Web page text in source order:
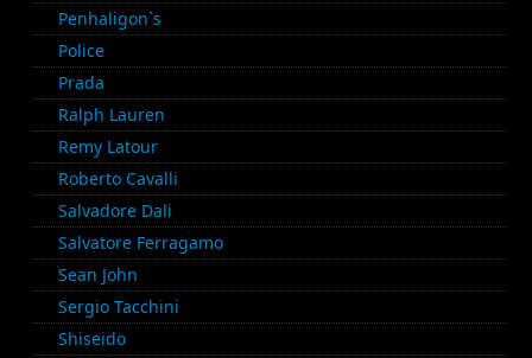
Penhaligon`s
Police
Prada
Ralph Lauren
Remy Latour
Roberto Cavalli
Salvadore Dali
Salvatore Ferragamo
Sean John
Sergio Tacchini
Shiseido